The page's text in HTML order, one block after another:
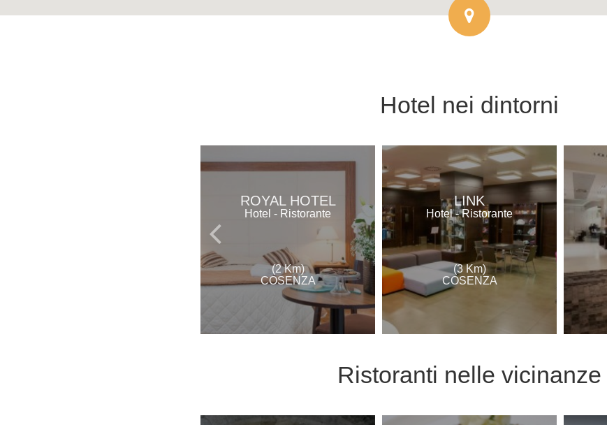
Hotel nei dintorni
ROYAL HOTEL
Hotel - Ristorante
(2 Km)
COSENZA
LINK
Hotel - Ristorante
(3 Km)
COSENZA
Ristoranti nelle vicinanze